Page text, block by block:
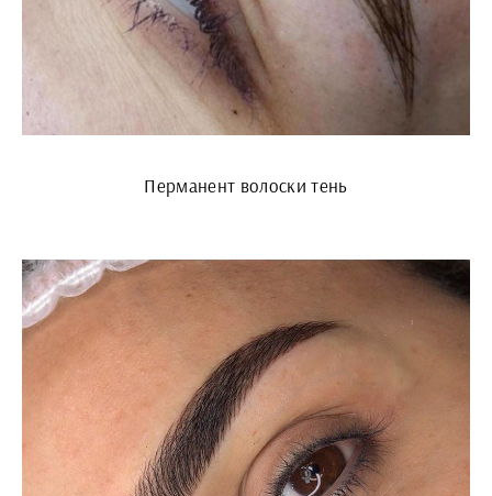
Перманент волоски тень